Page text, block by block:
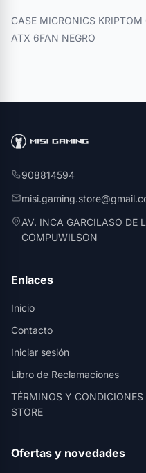
CASE MICRONICS
ATX 6FAN NEGRO
908814594
AV. INCA GARCILASO DE
COMPUWILSON
Enlaces
Inicio
Contacto
Iniciar sesión
Libro de Reclamaciones
TÉRMINOS Y
STORE
Ofertas y novedades